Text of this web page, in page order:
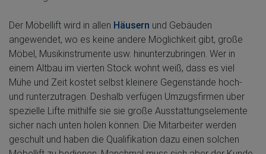
Der Möbellift wird in allen Häusern und Gebäuden
angewendet, wo es keine andere Möglichkeit gibt, große
Möbel, Musikinstrumente usw. hinunterzubringen. Wer in
einem Altbau im vierten Stock wohnt weiß, dass es viel
Mühe und Zeit kostet selbst kleinere Gegenstände hoch-
und runterzutragen. Deshalb verfügen Umzugsfirmen über
spezielle Lifte mithilfe sie sie große Ausstattungselemente
sicher nach unten holen können. Die Mitarbeiter werden
geschult und haben die Qualifikation dazu einen solchen